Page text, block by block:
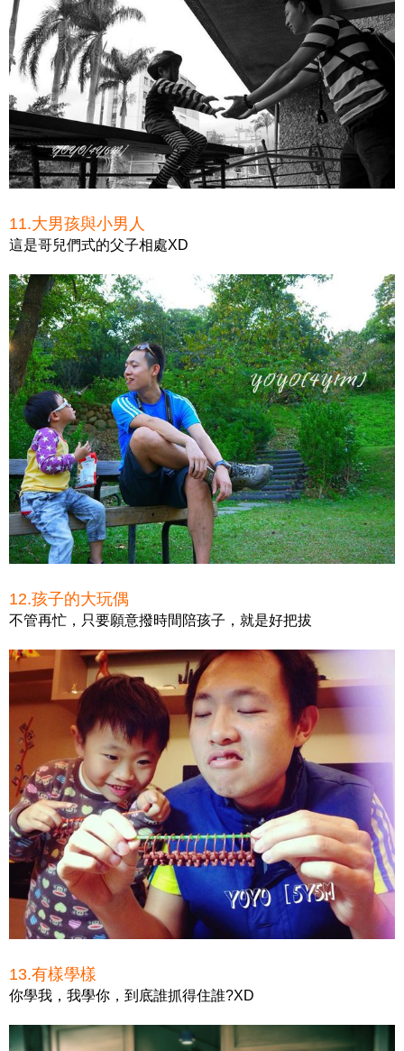
11.大男孩與小男人
這是哥兒們式的父子相處XD
12.孩子的大玩偶
不管再忙，只要願意撥時間陪孩子，就是好把拔
13.有樣學樣
你學我，我學你，到底誰抓得住誰?XD